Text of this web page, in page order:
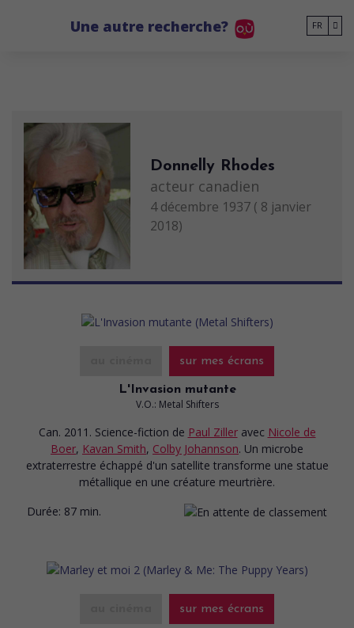
Une autre recherche? FR
Donnelly Rhodes
acteur canadien
4 décembre 1937 ( 8 janvier
2018)
sur mes écrans
L'Invasion mutante
V.O.: Metal Shifters
Can. 2011. Science-fiction de Paul Ziller avec Nicole de
Boer, Kavan Smith, Colby Johannson. Un microbe
extraterrestre échappé d'un satellite transforme une statue
métallique en une créature meurtrière.
Durée: 87 min.
sur mes écrans